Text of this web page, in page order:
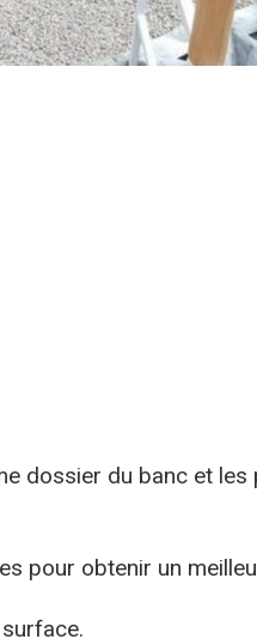
dossier du banc et
pour obtenir un